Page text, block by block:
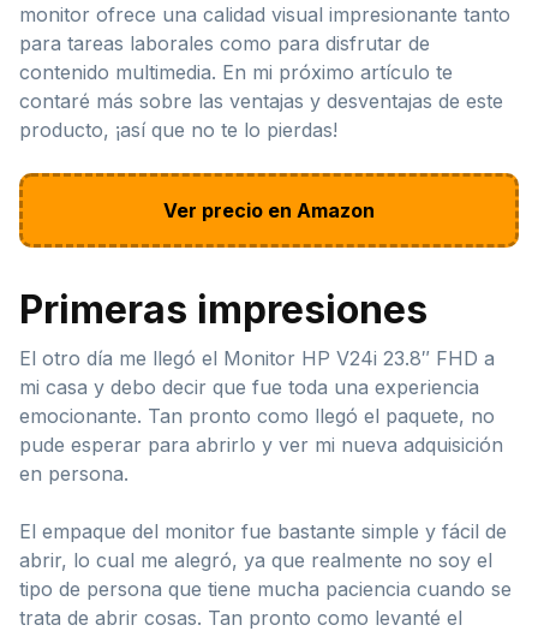
monitor ofrece una calidad visual impresionante tanto
para tareas laborales como para disfrutar de
contenido multimedia. En mi próximo artículo te
contaré más sobre las ventajas y desventajas de este
producto, ¡así que no te lo pierdas!
Ver precio en Amazon
Primeras impresiones
El otro día me llegó el Monitor HP V24i 23.8″ FHD a
mi casa y debo decir que fue toda una experiencia
emocionante. Tan pronto como llegó el paquete, no
pude esperar para abrirlo y ver mi nueva adquisición
en persona.
El empaque del monitor fue bastante simple y fácil de
abrir, lo cual me alegró, ya que realmente no soy el
tipo de persona que tiene mucha paciencia cuando se
trata de abrir cosas. Tan pronto como levanté el